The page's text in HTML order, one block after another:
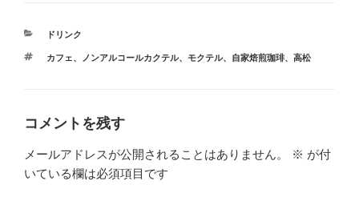
カ
ゴ
ドリンク
タ
カフェ、 ノンアルコールカクテル、 モクテル、 自家焙煎珈琲、 高松
コメントを残す
メールアドレスが公開されることはありません。 ※ が付
いている欄は必須項目です